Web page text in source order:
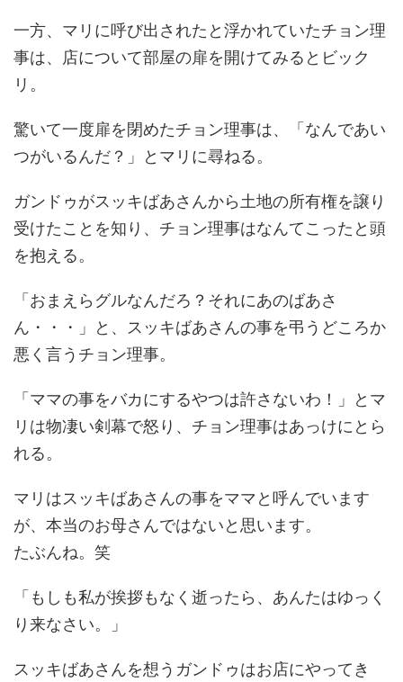
一方、マリに呼び出されたと浮かれていたチョン理
事は、店について部屋の扉を開けてみるとビック
リ。
驚いて一度扉を閉めたチョン理事は、「なんであい
つがいるんだ？」とマリに尋ねる。
ガンドゥがスッキばあさんから土地の所有権を譲り
受けたことを知り、チョン理事はなんてこったと頭
を抱える。
「おまえらグルなんだろ？それにあのばあさ
ん・・・」と、スッキばあさんの事を弔うどころか
悪く言うチョン理事。
「ママの事をバカにするやつは許さないわ！」とマ
リは物凄い剣幕で怒り、チョン理事はあっけにとら
れる。
マリはスッキばあさんの事をママと呼んでいます
が、本当のお母さんではないと思います。
たぶんね。笑
「もしも私が挨拶もなく逝ったら、あんたはゆっく
り来なさい。」
スッキばあさんを想うガンドゥはお店にやってき